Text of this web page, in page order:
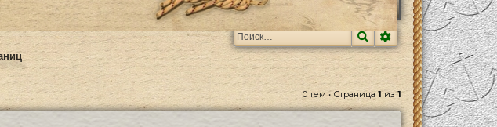
ПоискРасширенный
0 тем • Страница 1из1